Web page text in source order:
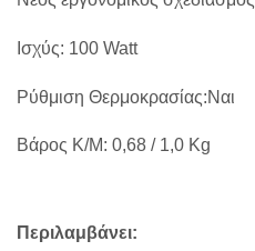
Ισχύς: 100 Watt
Ρύθμιση Θερμοκρασίας:Ναι
Βάρος Κ/Μ: 0,68 / 1,0 Kg
Περιλαμβάνει: